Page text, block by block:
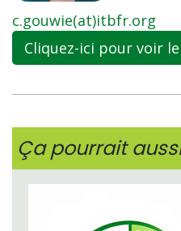
c.gouwie(at)itbfr.org
Cliquez-ici pour voir
Ça pourrait